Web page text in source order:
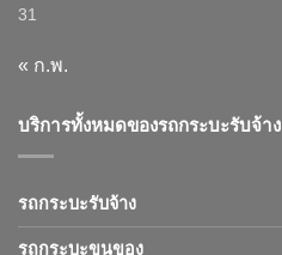
31
« ก.พ.
บริการทั้งหมดของรถกระบะรับจ้าง
รถกระบะรับจ้าง
รถกระบะขนของ